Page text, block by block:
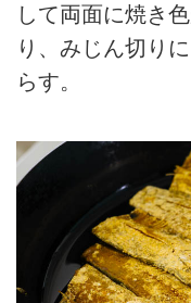
して両面に焼き
り、みじん切り
らす。